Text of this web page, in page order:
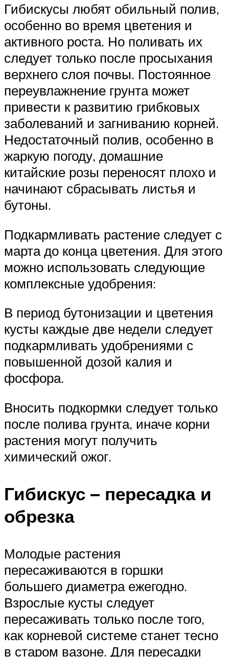
Гибискусы любят обильный полив,
особенно во время цветения и
активного роста. Но поливать их
следует только после просыхания
верхнего слоя почвы. Постоянное
переувлажнение грунта может
привести к развитию грибковых
заболеваний и загниванию корней.
Недостаточный полив, особенно в
жаркую погоду, домашние
китайские розы переносят плохо и
начинают сбрасывать листья и
бутоны.
Подкармливать растение следует с
марта до конца цветения. Для этого
можно использовать следующие
комплексные удобрения:
В период бутонизации и цветения
кусты каждые две недели следует
подкармливать удобрениями с
повышенной дозой калия и
фосфора.
Вносить подкормки следует только
после полива грунта, иначе корни
растения могут получить
химический ожог.
Гибискус – пересадка и
обрезка
Молодые растения
пересаживаются в горшки
большего диаметра ежегодно.
Взрослые кусты следует
пересаживать только после того,
как корневой системе станет тесно
в старом вазоне. Для пересадки